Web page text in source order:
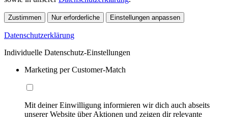
Zustimmen Nur erforderliche Einstellungen anpassen
Datenschutzerklärung
Individuelle Datenschutz-Einstellungen
Marketing per Customer-Match
Mit deiner Einwilligung informieren wir dich auch abseits
unserer Website über Aktionen und zeigen dir relevante